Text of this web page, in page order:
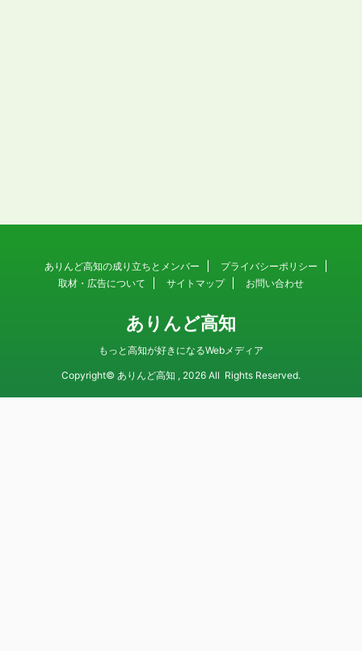
ありんど高知の成り立ちとメンバー
プライバシーポリシー
取材・広告について
サイトマップ お問い合わせ
ありんど高知
もっと高知が好きになるWebメディア
Copyright© ありんど高知 , 2026 All Rights Reserved.